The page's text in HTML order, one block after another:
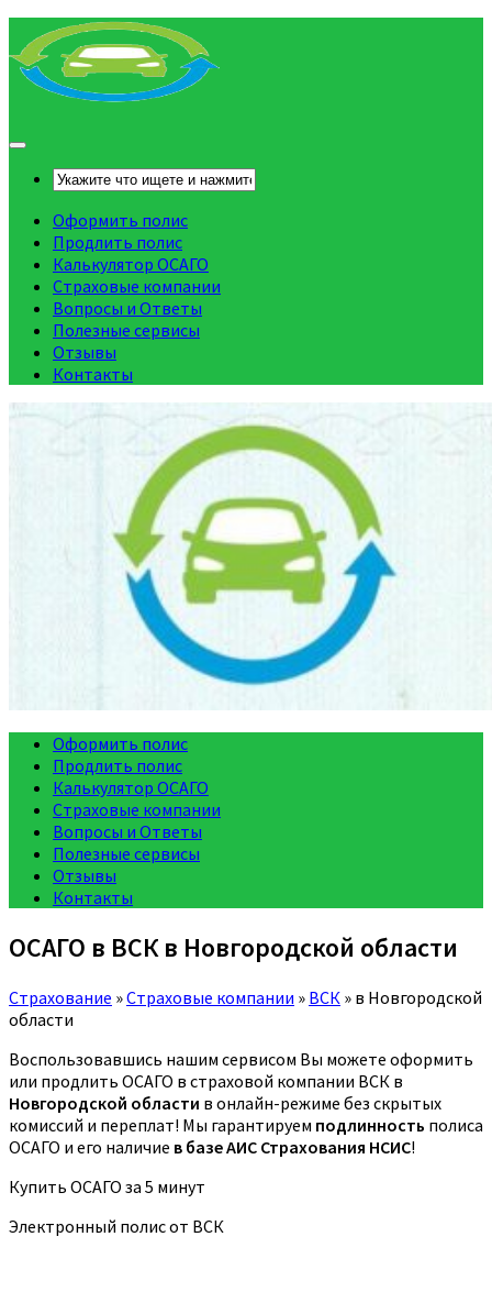
Оформить полис
Продлить полис
Калькулятор ОСАГО
Страховые компании
Вопросы и Ответы
Полезные сервисы
Отзывы
Контакты
Оформить полис
Продлить полис
Калькулятор ОСАГО
Страховые компании
Вопросы и Ответы
Полезные сервисы
Отзывы
Контакты
ОСАГО в ВСК в Новгородской области
Страхование »Страховые компании » ВСК » в Новгородской
области
Воспользовавшись нашим сервисом Вы можете оформить
или продлить ОСАГО в страховой компании ВСК в
Новгородской области в онлайн-режиме без скрытых
комиссий и переплат! Мы гарантируем подлинность полиса
ОСАГО и его наличие в базе АИС Страхования НСИС!
Купить ОСАГО за 5 минут
Электронный полис от ВСК